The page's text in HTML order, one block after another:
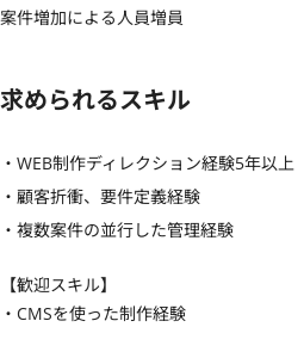
案件増加による人員増員
求められるスキル
・WEB制作ディレクション経験5年以上
・顧客折衝、要件定義経験
・複数案件の並行した管理経験
【歓迎スキル】
・CMSを使った制作経験